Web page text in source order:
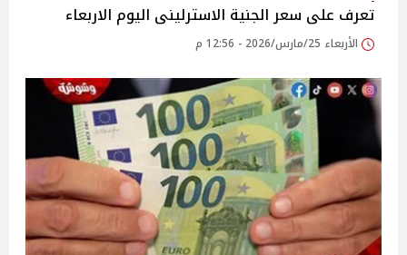
تعرف على سعر الجنية الاسترلينى اليوم الاربعاء
الأربعاء 25/مارس/2026 - 12:56 م